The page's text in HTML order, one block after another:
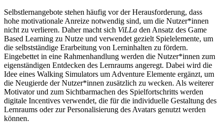
Selbstlernangebote stehen häufig vor der Herausforderung, dass
hohe motivationale Anreize notwendig sind, um die Nutzer*innen
nicht zu verlieren. Daher macht sich ViLLa den Ansatz des Game
Based Learning zu Nutze und verwendet gezielt Spielelemente, um
die selbstständige Erarbeitung von Lerninhalten zu fördern.
Eingebettet in eine Rahmenhandlung werden die Nutzer*innen zum
eigenständigen Entdecken des Lernraums angeregt. Dabei wird die
Idee eines Walking Simulators um Adventure Elemente ergänzt, um
die Neugierde der Nutzer*innen zusätzlich zu wecken. Als weiterer
Motivator und zum Sichtbarmachen des Spielfortschritts werden
digitale Incentives verwendet, die für die individuelle Gestaltung des
Lernraums oder zur Personalisierung des Avatars genutzt werden
können.